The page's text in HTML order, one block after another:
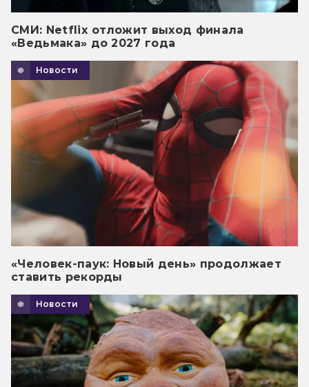
СМИ: Netflix отложит выход финала
«Ведьмака» до 2027 года
Новости
«Человек-паук: Новый день» продолжает
ставить рекорды
Новости